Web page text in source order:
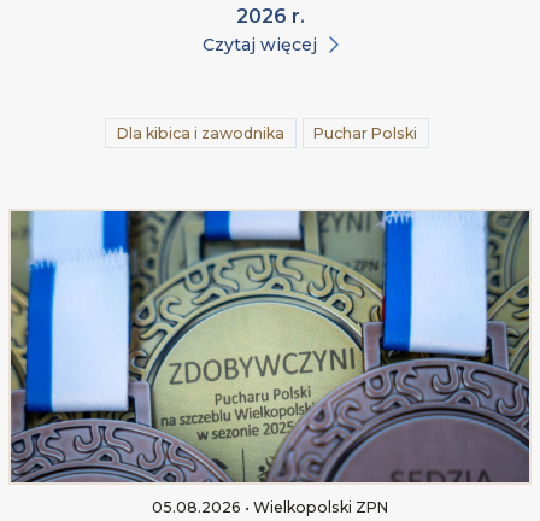
2026 r.
Czytaj więcej
Dla kibica i zawodnika Puchar Polski
05.08.2026 • Wielkopolski ZPN